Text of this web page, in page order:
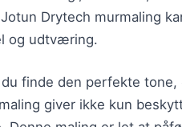
Drytech murmaling
og udtværing.
finde den perfekte
giver ikke kun